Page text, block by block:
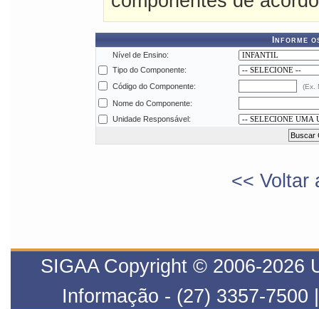
Informe
Nível de Ensino:
Tipo do Componente:
Código do Componente:
(Ex.
Nome do Componente:
Unidade Responsável:
<< Voltar
SIGAA Copyright © 2006-2026
Informação - (27) 3357-